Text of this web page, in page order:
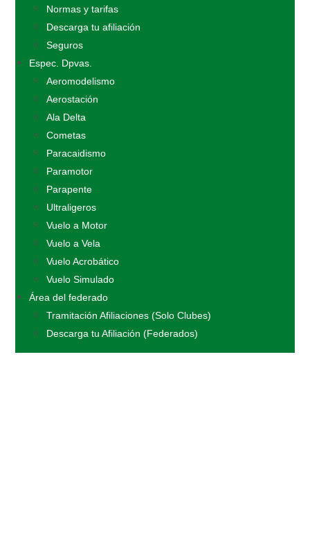
Normas y tarifas
Descarga tu afiliación
Seguros
Espec. Dpvas.
Aeromodelismo
Aerostación
Ala Delta
Cometas
Paracaidismo
Paramotor
Parapente
Ultraligeros
Vuelo a Motor
Vuelo a Vela
Vuelo Acrobático
Vuelo Simulado
Área del federado
Tramitación Afiliaciones (Solo Clubes)
Descarga tu Afiliación (Federados)